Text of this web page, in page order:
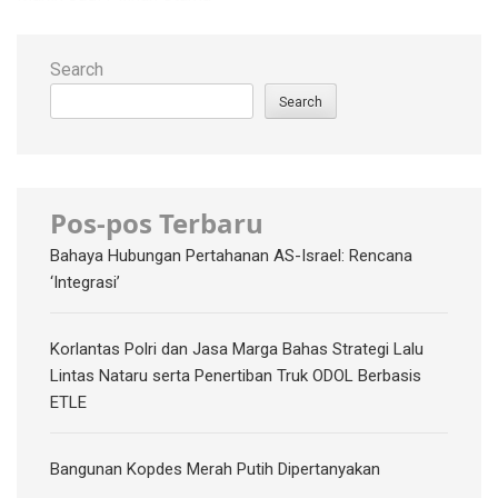
Search
Search
Pos-pos Terbaru
Bahaya Hubungan Pertahanan AS-Israel: Rencana
‘Integrasi’
Korlantas Polri dan Jasa Marga Bahas Strategi Lalu
Lintas Nataru serta Penertiban Truk ODOL Berbasis
ETLE
Bangunan Kopdes Merah Putih Dipertanyakan